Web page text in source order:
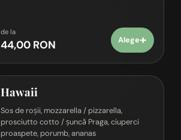
de la
44,00 RON Alege+
Hawaii
Sos de roșii, mozzarella / pizzarella,
prosciutto cotto / șuncă Praga, ciuperci
proaspete, porumb, ananas